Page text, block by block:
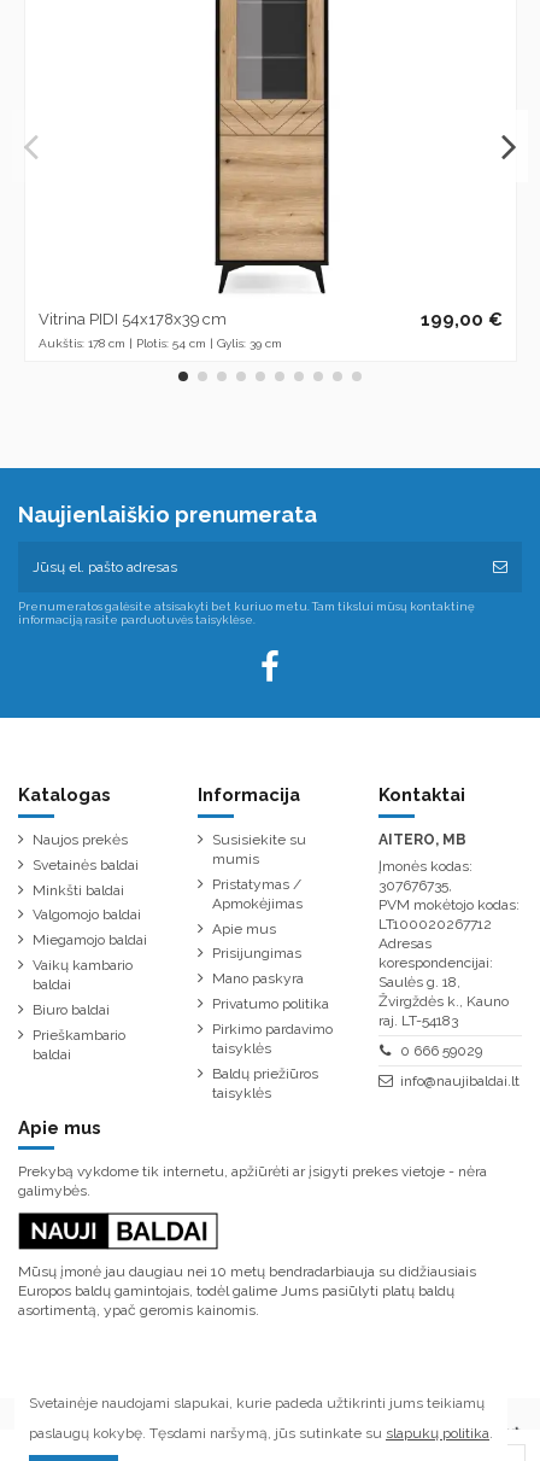
Vitrina PIDI 54x178x39 cm
Aukštis: 178 cm | Plotis: 54 cm | Gylis: 39 cm
199,00 €
Naujienlaiškio prenumerata
Prenumeratos galėsite atsisakyti bet kuriuo metu. Tam tikslui mūsų kontaktinę
informaciją rasite parduotuvės taisyklėse.
Katalogas
Naujos prekės
Svetainės baldai
Minkšti baldai
Valgomojo baldai
Miegamojo baldai
Vaikų kambario
baldai
Biuro baldai
Prieškambario
baldai
Informacija
Susisiekite su
mumis
Pristatymas /
Apmokėjimas
Apie mus
Prisijungimas
Mano paskyra
Privatumo politika
Pirkimo pardavimo
taisyklės
Baldų priežiūros
taisyklės
Kontaktai
AITERO, MB
Įmonės kodas:
307676735,
PVM mokėtojo kodas:
LT100020267712
Adresas
korespondencijai:
Saulės g. 18,
Žvirgždės k., Kauno
raj. LT-54183
0 666 59029
info@naujibaldai.lt
Apie mus
Prekybą vykdome tik internetu, apžiūrėti ar įsigyti prekes vietoje - nėra
galimybės.
Mūsų įmonė jau daugiau nei 10 metų bendradarbiauja su didžiausiais
Europos baldų gamintojais, todėl galime Jums pasiūlyti platų baldų
asortimentą, ypač geromis kainomis.
Svetainėje naudojami slapukai, kurie padeda užtikrinti jums teikiamų
paslaugų kokybę. Tęsdami naršymą, jūs sutinkate su slapukų politika.